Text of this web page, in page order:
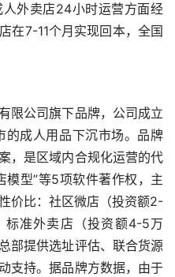
外卖店24小时运营方面经
在7-11个月实现回本，全国
限公司旗下品牌，公司成立
的成人用品下沉市场。品牌
，是区域内合规化运营的代
模型”等5项软件著作权，主
价比：社区微店（投资额2-
标准外卖店（投资额4-5万
部提供选址评估、联合货源
支持。据品牌方数据，由于